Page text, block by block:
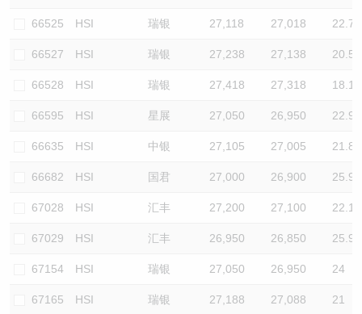
66525 HSI 瑞银 27,118 27,018 22.7
66527 HSI 瑞银 27,238 27,138 20.5
66528 HSI 瑞银 27,418 27,318 18.1
66595 HSI 星展 27,050 26,950 22.9
66635 HSI 中银 27,105 27,005 21.8
66682 HSI 国君 27,000 26,900 25.9
67028 HSI 汇丰 27,200 27,100 22.1
67029 HSI 汇丰 26,950 26,850 25.9
67154 HSI 瑞银 27,050 26,950 24
67165 HSI 瑞银 27,188 27,088 21